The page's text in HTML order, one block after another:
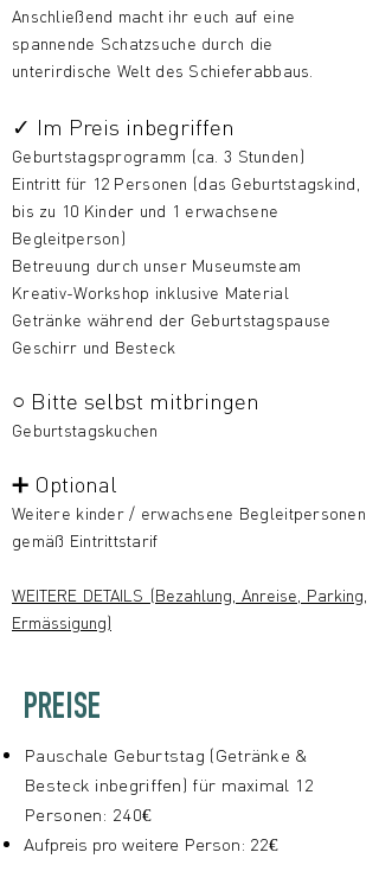
Anschließend macht ihr euch auf eine
spannende Schatzsuche durch die
unterirdische Welt des Schieferabbaus.
✓ Im Preis inbegriffen
Geburtstagsprogramm (ca. 3 Stunden)
Eintritt für 12 Personen (das Geburtstagskind,
bis zu 10 Kinder und 1 erwachsene
Begleitperson)
Betreuung durch unser Museumsteam
Kreativ-Workshop inklusive Material
Getränke während der Geburtstagspause
Geschirr und Besteck
○ Bitte selbst mitbringen
Geburtstagskuchen
➕ Optional
Weitere kinder / erwachsene Begleitpersonen
gemäß Eintrittstarif
WEITERE DETAILS (Bezahlung, Anreise, Parking,
Ermässigung)
PREISE
Pauschale Geburtstag (Getränke &
Besteck inbegriffen) für maximal 12
Personen: 240€
Aufpreis pro weitere Person: 22€